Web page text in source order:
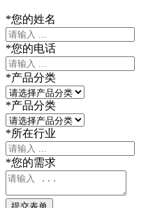
*您的姓名
*您的电话
*产品分类
*产品分类
*所在行业
*您的需求